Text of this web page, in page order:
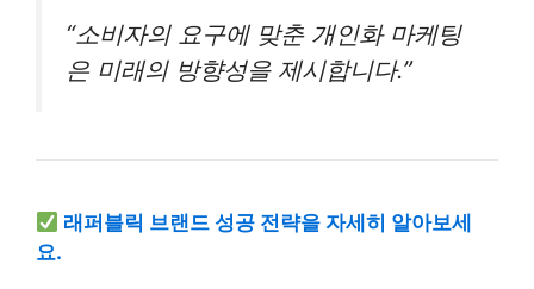
“소비자의 요구에 맞춘 개인화 마케팅
은 미래의 방향성을 제시합니다.”
래퍼블릭 브랜드 성공 전략을 자세히 알아보세
요.